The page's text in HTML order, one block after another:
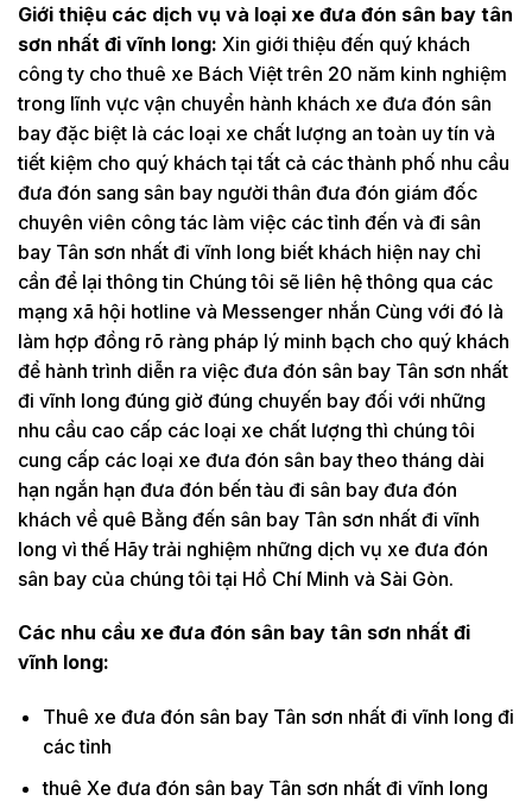
Giới thiệu các dịch vụ và loại xe đưa đón sân bay tân
sơn nhất đi vĩnh long: Xin giới thiệu đến quý khách
công ty cho thuê xe Bách Việt trên 20 năm kinh nghiệm
trong lĩnh vực vận chuyển hành khách xe đưa đón sân
bay đặc biệt là các loại xe chất lượng an toàn uy tín và
tiết kiệm cho quý khách tại tất cả các thành phố nhu cầu
đưa đón sang sân bay người thân đưa đón giám đốc
chuyên viên công tác làm việc các tỉnh đến và đi sân
bay Tân sơn nhất đi vĩnh long biết khách hiện nay chỉ
cần để lại thông tin Chúng tôi sẽ liên hệ thông qua các
mạng xã hội hotline và Messenger nhắn Cùng với đó là
làm hợp đồng rõ ràng pháp lý minh bạch cho quý khách
để hành trình diễn ra việc đưa đón sân bay Tân sơn nhất
đi vĩnh long đúng giờ đúng chuyến bay đối với những
nhu cầu cao cấp các loại xe chất lượng thì chúng tôi
cung cấp các loại xe đưa đón sân bay theo tháng dài
hạn ngắn hạn đưa đón bến tàu đi sân bay đưa đón
khách về quê Bằng đến sân bay Tân sơn nhất đi vĩnh
long vì thế Hãy trải nghiệm những dịch vụ xe đưa đón
sân bay của chúng tôi tại Hồ Chí Minh và Sài Gòn.
Các nhu cầu xe đưa đón sân bay tân sơn nhất đi
vĩnh long:
Thuê xe đưa đón sân bay Tân sơn nhất đi vĩnh long đi
các tỉnh
thuê Xe đưa đón sân bay Tân sơn nhất đi vĩnh long